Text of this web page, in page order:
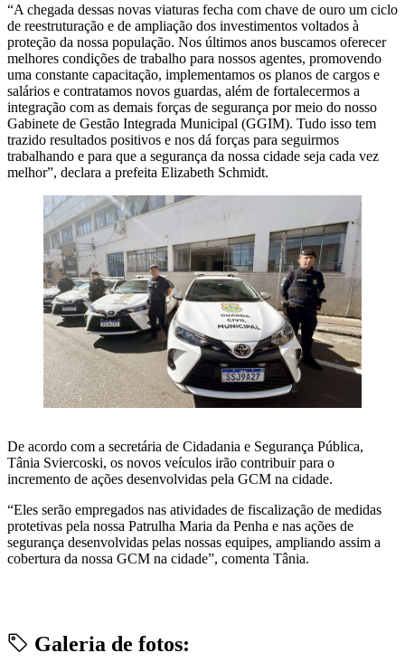
“A chegada dessas novas viaturas fecha com chave de ouro um ciclo
de reestruturação e de ampliação dos investimentos voltados à
proteção da nossa população. Nos últimos anos buscamos oferecer
melhores condições de trabalho para nossos agentes, promovendo
uma constante capacitação, implementamos os planos de cargos e
salários e contratamos novos guardas, além de fortalecermos a
integração com as demais forças de segurança por meio do nosso
Gabinete de Gestão Integrada Municipal (GGIM). Tudo isso tem
trazido resultados positivos e nos dá forças para seguirmos
trabalhando e para que a segurança da nossa cidade seja cada vez
melhor”, declara a prefeita Elizabeth Schmidt.
De acordo com a secretária de Cidadania e Segurança Pública,
Tânia Sviercoski, os novos veículos irão contribuir para o
incremento de ações desenvolvidas pela GCM na cidade.
“Eles serão empregados nas atividades de fiscalização de medidas
protetivas pela nossa Patrulha Maria da Penha e nas ações de
segurança desenvolvidas pelas nossas equipes, ampliando assim a
cobertura da nossa GCM na cidade”, comenta Tânia.
Galeria de fotos: